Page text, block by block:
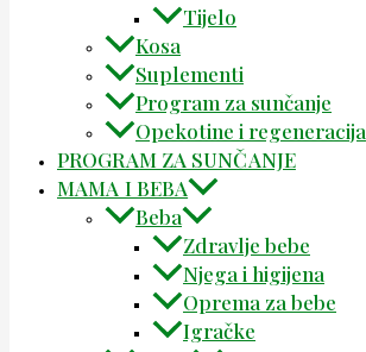
Tijelo
Kosa
Suplementi
Program za sunčanje
Opekotine i regeneracija
PROGRAM ZA SUNČANJE
MAMA I BEBA
Beba
Zdravlje bebe
Njega i higijena
Oprema za bebe
Igračke